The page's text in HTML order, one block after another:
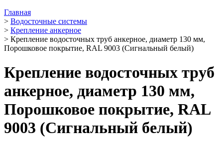
Главная
> Водосточные системы
> Крепление анкерное
> Крепление водосточных труб анкерное, диаметр 130 мм,
Порошковое покрытие, RAL 9003 (Сигнальный белый)
Крепление водосточных труб
анкерное, диаметр 130 мм,
Порошковое покрытие, RAL
9003 (Сигнальный белый)